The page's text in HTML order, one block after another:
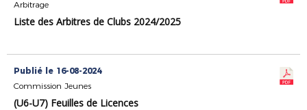
Arbitrage
Liste des Arbitres de Clubs 2024/2025
Publié le 16-08-2024
Commission Jeunes
(U6-U7) Feuilles de Licences